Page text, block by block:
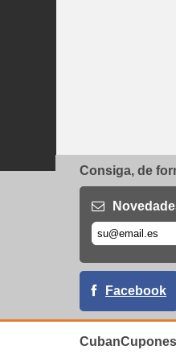
Consiga, de
Facebook